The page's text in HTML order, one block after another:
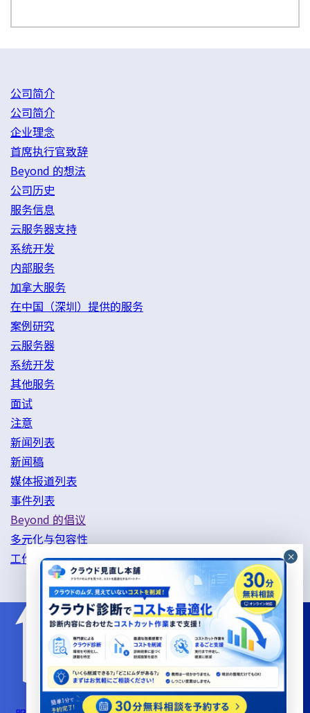
公司简介
公司简介
企业理念
首席执行官致辞
Beyond 的想法
公司历史
服务信息
云服务器支持
系统开发
内部服务
加拿大服务
在中国（深圳）提供的服务
案例研究
云服务器
系统开发
其他服务
面试
注意
新闻列表
新闻稿
媒体报道列表
事件列表
Beyond 的倡议
多元化与包容性
工作方式改革举措